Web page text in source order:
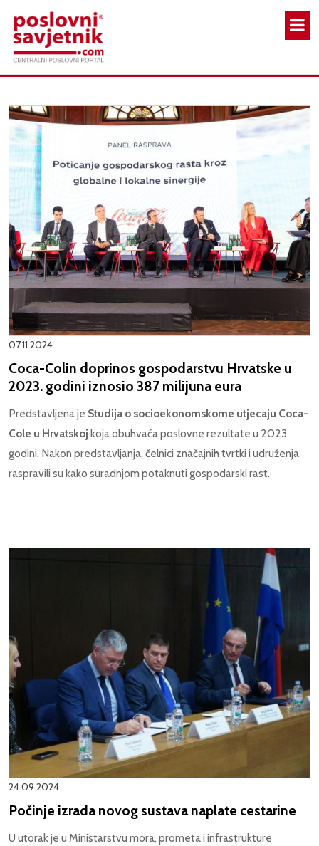
07.11.2024.
Coca-Colin doprinos gospodarstvu Hrvatske u
2023. godini iznosio 387 milijuna eura
Predstavljena je Studija o socioekonomskome utjecaju Coca-
Cole u Hrvatskoj koja obuhvaća poslovne rezultate u 2023.
godini. Nakon predstavljanja, čelnici značajnih tvrtki i udruženja
raspravili su kako suradnjom potaknuti gospodarski rast.
24.09.2024.
Počinje izrada novog sustava naplate cestarine
U utorak je u Ministarstvu mora, prometa i infrastrukture